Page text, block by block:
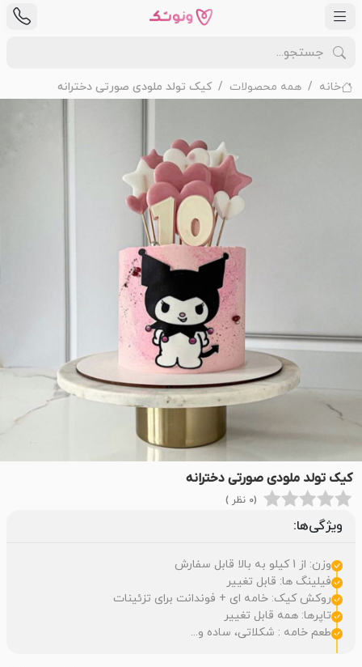
خانه همه محصولات کیک تولد ملودی صورتی دخترانه
کیک تولد ملودی صورتی دخترانه
(0 نظر )
ویژگی‌ها:
وزن: از 1 کیلو به بالا قابل سفارش
فیلینگ ها: قابل تغییر
روکش کیک: خامه ای + فوندانت برای تزئینات
تاپرها: همه قابل تغییر
طعم خامه : شکلاتی، ساده و...